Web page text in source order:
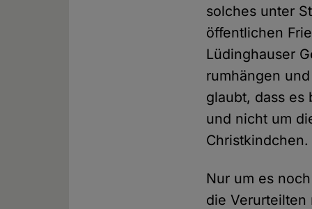
solches unter
öffentlichen
Lüdinghauser
rumhängen
glaubt, dass es
und nicht um
Christkindchen.
Nur um es
die Verurteilten